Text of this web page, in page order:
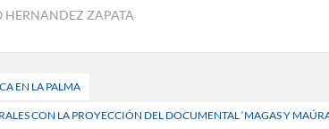
HERNANDEZ ZAPATA
EN LA PALMA
CON LA PROYECCIÓN DEL DOCUMENTAL ‘MAGAS Y